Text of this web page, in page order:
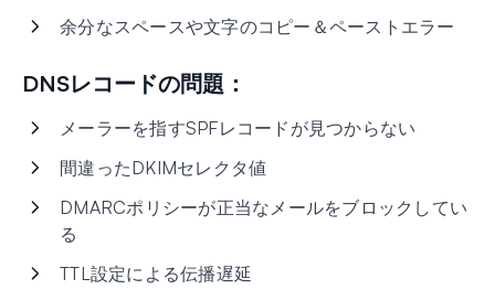
余分なスペースや文字のコピー＆ペーストエラー
DNSレコードの問題：
メーラーを指すSPFレコードが見つからない
間違ったDKIMセレクタ値
DMARCポリシーが正当なメールをブロックしてい
る
TTL設定による伝播遅延